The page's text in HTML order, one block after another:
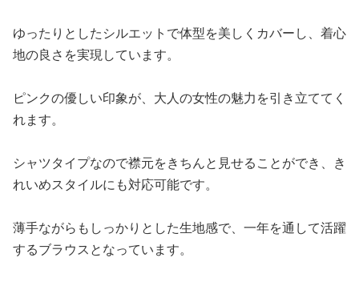
ゆったりとしたシルエットで体型を美しくカバーし、着心
地の良さを実現しています。
ピンクの優しい印象が、大人の女性の魅力を引き立ててく
れます。
シャツタイプなので襟元をきちんと見せることができ、き
れいめスタイルにも対応可能です。
薄手ながらもしっかりとした生地感で、一年を通して活躍
するブラウスとなっています。